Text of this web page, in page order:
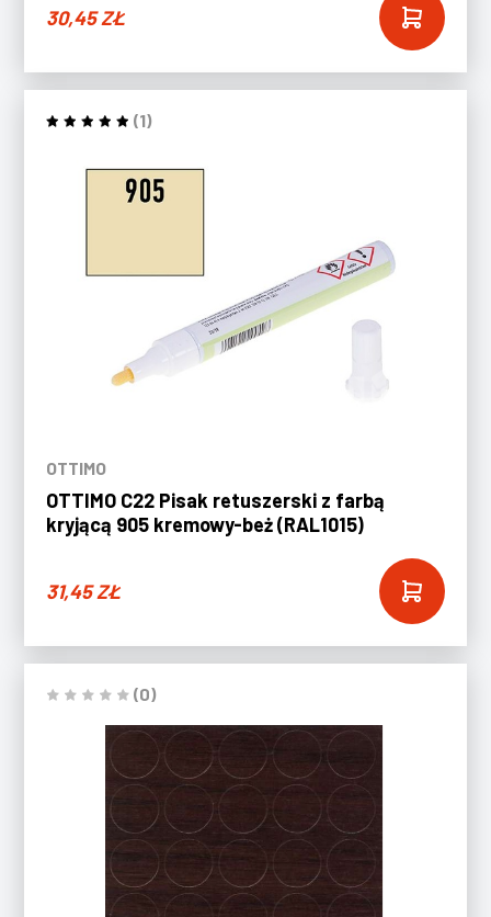
30,45ZŁ
(1)
OTTIMO
OTTIMO C22 Pisak retuszerski z farbą
kryjącą 905 kremowy-beż (RAL1015)
31,45ZŁ
(0)